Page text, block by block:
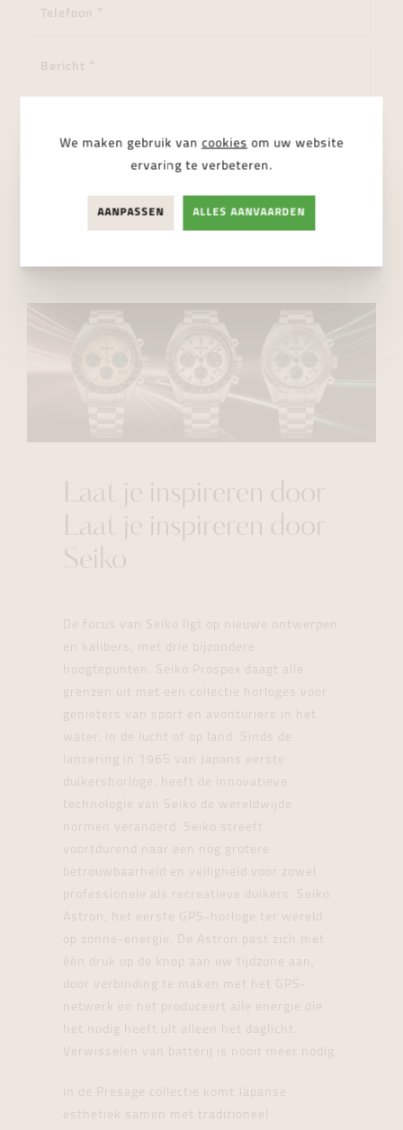
VERSTUUR BERICHT
Laat je inspireren door
Laat je inspireren door
Seiko
De focus van Seiko ligt op nieuwe ontwerpen
en kalibers, met drie bijzondere
hoogtepunten. Seiko Prospex daagt alle
grenzen uit met een collectie horloges voor
genieters van sport en avonturiers in het
water, in de lucht of op land. Sinds de
lancering in 1965 van Japans eerste
duikershorloge, heeft de innovatieve
technologie van Seiko de wereldwijde
normen veranderd. Seiko streeft
voortdurend naar een nog grotere
betrouwbaarheid en veiligheid voor zowel
professionele als recreatieve duikers. Seiko
Astron, het eerste GPS-horloge ter wereld
op zonne-energie. De Astron past zich met
één druk op de knop aan uw tijdzone aan,
door verbinding te maken met het GPS-
netwerk en het produceert alle energie die
het nodig heeft uit alleen het daglicht.
Verwisselen van batterij is nooit meer nodig.
In de Presage collectie komt Japanse
esthetiek samen met traditioneel
We maken gebruik van cookies om uw website
ervaring te verbeteren.
AANPASSEN ALLES AANVAARDEN